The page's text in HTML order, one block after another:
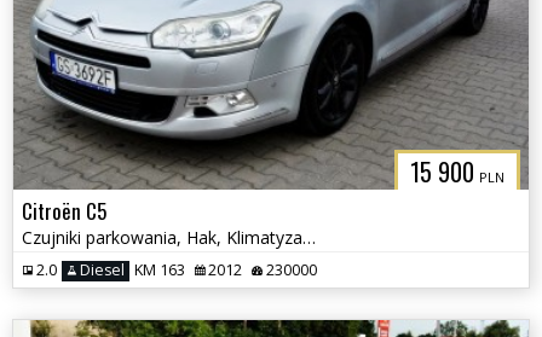
15 900 PLN
Citroën C5
Czujniki parkowania, Hak, Klimatyzacja
2.0 Diesel KM 163 2012 230000